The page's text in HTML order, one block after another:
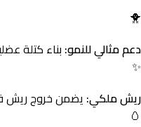
🐥
دعم مثالي للنمو: بناء كتلة
✨
ريش ملكي: يضمن خروج ريش
🥚